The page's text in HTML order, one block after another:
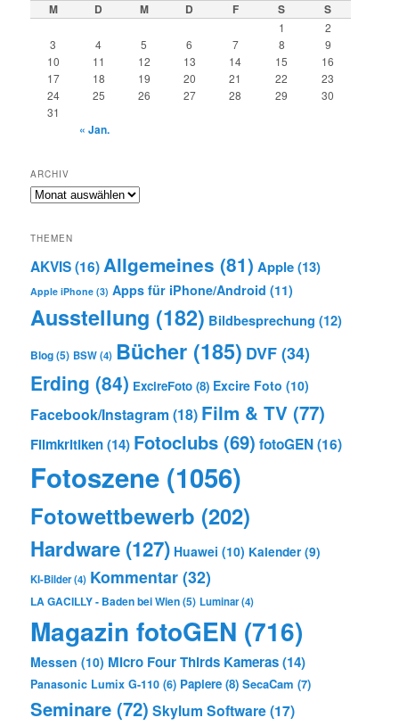
M D M D F S S
1
2
3
4 5 6 7 8
9
10
11 12 13 14 15
16
17
18 19 20 21 22
23
24
25 26 27 28 29
30
31
« Jan.
ARCHIV
Archiv
THEMEN
AKVIS(16)Allgemeines (81) Apple(13)
Apple iPhone (3) Apps für iPhone/Android (11)
Ausstellung (182) Bildbesprechung (12)
Blog(5) BSW(4) Bücher (185) DVF (34)
Erding (84) ExcireFoto (8) Excire Foto (10)
Facebook/Instagram (18) Film & TV (77)
Filmkritiken(14) Fotoclubs (69) fotoGEN(16)
Fotoszene (1056)
Fotowettbewerb (202)
Hardware (127) Huawei (10) Kalender (9)
KI-Bilder(4) Kommentar (32)
LA GACILLY - Baden bei Wien(5) Luminar(4)
Magazin fotoGEN (716)
Messen (10) Micro Four Thirds Kameras(14)
Panasonic Lumix G-110 (6) Papiere (8) SecaCam (7)
Seminare (72) Skylum Software(17)